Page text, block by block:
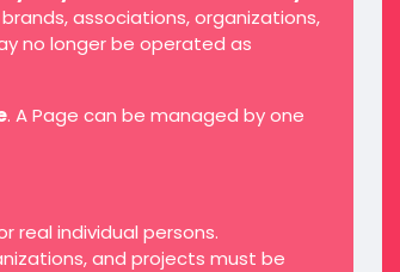
associations, organizations,
no longer be operated as
. A Page can be managed by one
real individual persons.
and projects must be